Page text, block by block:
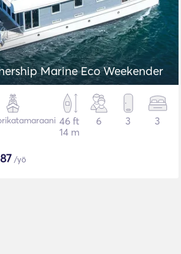
Marine Eco Weekender
46 ft
14 m
6 3 3
/yö